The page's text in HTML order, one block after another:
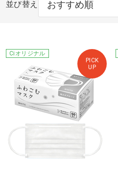
並び替え
PICK
UP
Ciオリジナル